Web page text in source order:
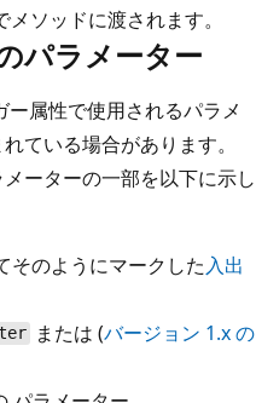
ソッドに渡されます。
パラメーター
属性で使用されるパラメ
ている場合があります。
ーターの一部を以下に示し
そのようにマークした入出
または (バージョン 1.x の